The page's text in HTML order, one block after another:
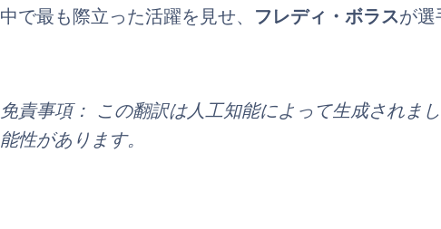
中で最も際立った活躍を見せ、 フレディ・ボラスが選
免責事項： この翻訳は人工知能によって生成されま
能性があります。